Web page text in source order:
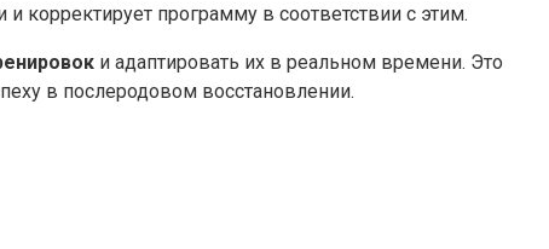
корректирует программу в соответствии с этим.
и адаптировать их в реальном времени. Это
в послеродовом восстановлении.